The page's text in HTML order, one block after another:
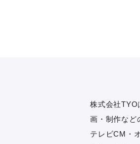
株式会社TYO
画・制作など
テレビCM・